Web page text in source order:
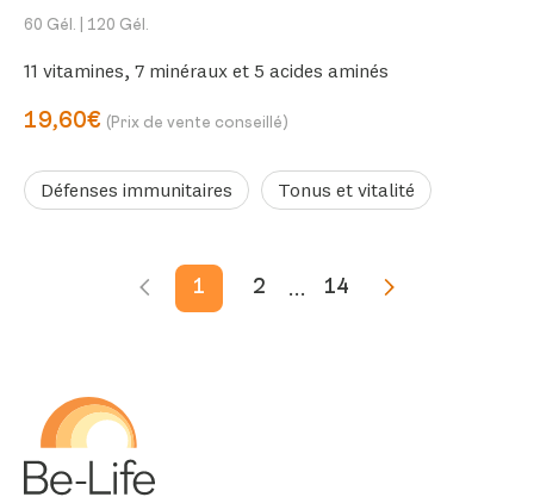
60 Gél. | 120 Gél.
11 vitamines, 7 minéraux et 5 acides aminés
19,60€ (Prix de vente conseillé)
Défenses immunitaires Tonus et vitalité
1 2 ... 14